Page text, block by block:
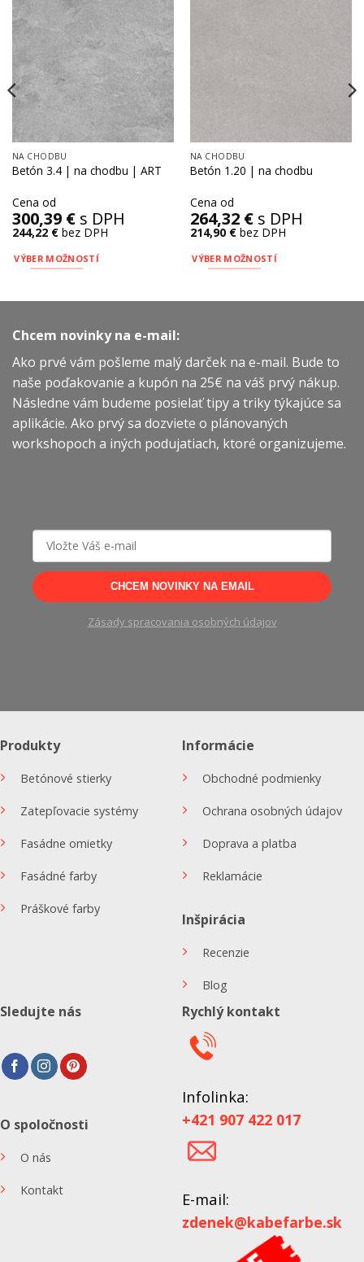
NA CHODBU
Betón 3.4 | na chodbu | ART
Cena od
300,39 €s DPH
244,22 €bez DPH
VÝBER MOŽNOSTÍ
viacero
Možnosti
si
môžete
na
stránke
NA CHODBU
Betón 1.20 | na chodbu
Cena od
264,32 €s DPH
214,90 €bez DPH
VÝBER MOŽNOSTÍ
Možnosti
si
môžete
vybrať
na
stránke
Chcem novinky na e-mail:
Ako prvé vám pošleme malý darček na e-mail. Bude to
naše poďakovanie a kupón na 25€ na váš prvý nákup.
Následne vám budeme posielať tipy a triky týkajúce sa
aplikácie. Ako prvý sa dozviete o plánovaných
workshopoch a iných podujatiach, ktoré organizujeme.
CHCEM NOVINKY NA EMAIL
Zásady spracovania osobných údajov
Produkty
Betónové stierky
Zatepľovacie systémy
Fasádne omietky
Fasádné farby
Práškové farby
Informácie
Obchodné podmienky
Ochrana osobných údajov
Doprava a platba
Reklamácie
Inšpirácia
Recenzie
Blog
Sledujte nás
O spoločnosti
O nás
Kontakt
Rychlý kontakt
Infolinka:
+421 907 422 017
E-mail:
zdenek@kabefarbe.sk